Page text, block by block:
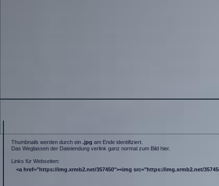
Thumbnails werden durch ein .jpg am Ende identifiziert.
Das Weglassen der Dateiendung verlink ganz normal zum Bild hier.
Links für Webseiten:
<a href="https://img.xrmb2.net/357450"><img src="https://img.xrmb2.net/